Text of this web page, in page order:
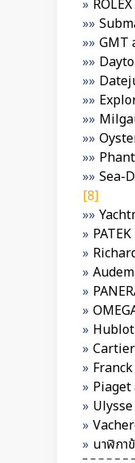
GMT
Sea-
[8]
Hublot
Piaget
นาฬิกา